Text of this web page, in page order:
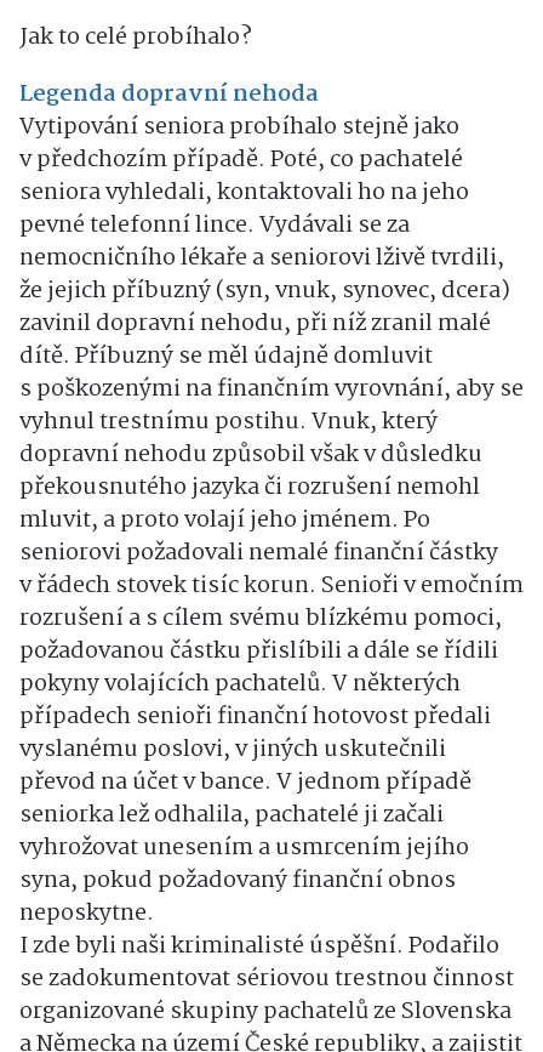
Jak to celé probíhalo?
Legenda dopravní nehoda
Vytipování seniora probíhalo stejně jako
v předchozím případě. Poté, co pachatelé
seniora vyhledali, kontaktovali ho na jeho
pevné telefonní lince. Vydávali se za
nemocničního lékaře a seniorovi lživě tvrdili,
že jejich příbuzný (syn, vnuk, synovec, dcera)
zavinil dopravní nehodu, při níž zranil malé
dítě. Příbuzný se měl údajně domluvit
s poškozenými na finančním vyrovnání, aby se
vyhnul trestnímu postihu. Vnuk, který
dopravní nehodu způsobil však v důsledku
překousnutého jazyka či rozrušení nemohl
mluvit, a proto volají jeho jménem. Po
seniorovi požadovali nemalé finanční částky
v řádech stovek tisíc korun. Senioři v emočním
rozrušení a s cílem svému blízkému pomoci,
požadovanou částku přislíbili a dále se řídili
pokyny volajících pachatelů. V některých
případech senioři finanční hotovost předali
vyslanému poslovi, v jiných uskutečnili
převod na účet v bance. V jednom případě
seniorka lež odhalila, pachatelé ji začali
vyhrožovat unesením a usmrcením jejího
syna, pokud požadovaný finanční obnos
neposkytne.
I zde byli naši kriminalisté úspěšní. Podařilo
se zadokumentovat sériovou trestnou činnost
organizované skupiny pachatelů ze Slovenska
a Německa na území České republiky, a zajistit